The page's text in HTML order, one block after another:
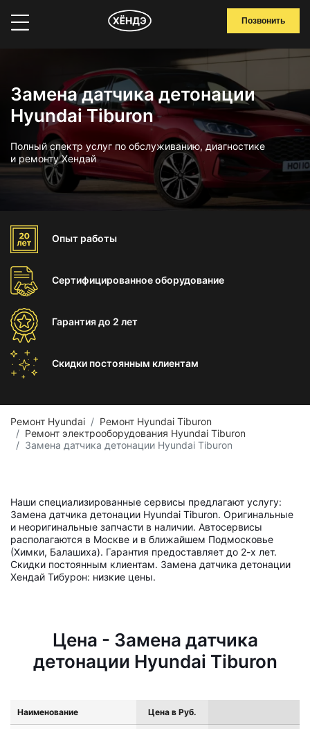
Позвонить
Замена датчика детонации
Hyundai Tiburon
Полный спектр услуг по обслуживанию, диагностике
и ремонту Хендай
Опыт работы
Сертифицированноеоборудование
Гарантиядо 2 лет
Скидки постоянным клиентам
Ремонт Hyundai
Ремонт Hyundai Tiburon
Ремонт электрооборудования Hyundai Tiburon
Замена датчика детонации Hyundai Tiburon
Наши специализированные сервисы предлагают услугу:
Замена датчика детонации Hyundai Tiburon. Оригинальные
и неоригинальные запчасти в наличии. Автосервисы
располагаются в Москве и в ближайшем Подмосковье
(Химки, Балашиха). Гарантия предоставляет до 2-х лет.
Скидки постоянным клиентам. Замена датчика детонации
Хендай Тибурон: низкие цены.
Цена - Замена датчика
детонации Hyundai Tiburon
Наименование Цена в Руб.